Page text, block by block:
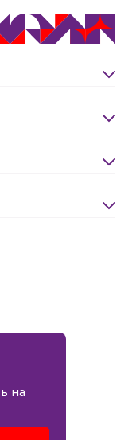
"Родина"
на